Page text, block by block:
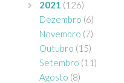
2021 (126)
Dezembro (6)
Novembro (7)
Outubro (15)
Setembro (11)
Agosto (8)